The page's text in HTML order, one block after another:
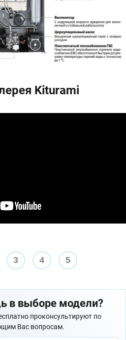
Kiturami
3 4 5
в выборе модели?
проконсультируют по
Вас вопросам.